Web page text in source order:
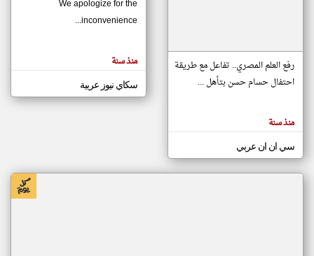
مصادر الأخبار من موريتانيا
اخبار موريتانيا على مدار الساعة
أهم اخبار موريتانيا العاجلة والمباشرة
المقالات
الموجوده
هنا عن
رفع العلم المصري.. تفاعل مع طريقة
احتفال حسام حسن بتأهل ...
منذ سنة
سي ان ان عربي
We apologize for the
inconvenience...
منذ سنة
سكاي نيوز عربية
klyoum.com